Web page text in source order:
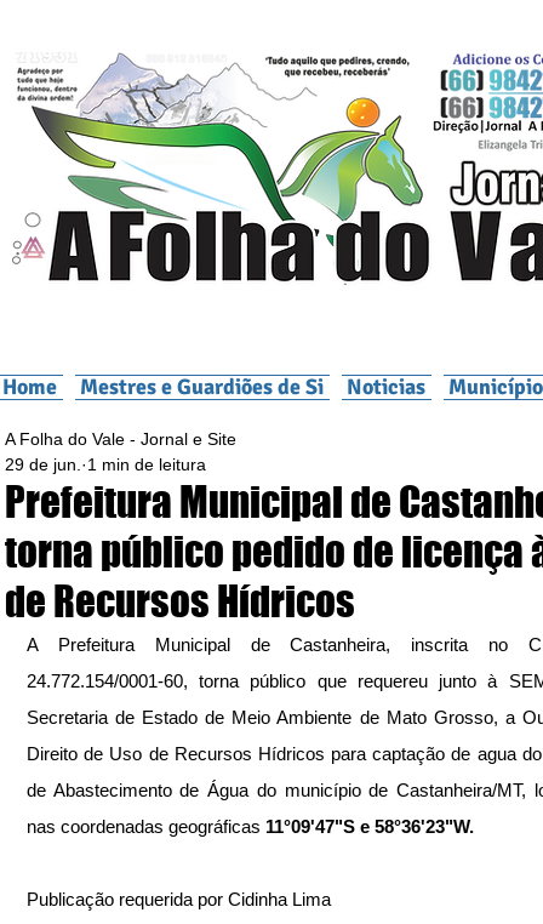
Home Mestres e Guardiões de Si Noticias
Prefeitura Municipal de
torna público pedido de licença
de Recursos Hídricos
A Folha do Vale - Jornal e Site
29 de jun.
1 min de leitura
A Prefeitura Municipal de Castanheira, inscrita no
24.772.154/0001-60, torna público que requereu junto à
Secretaria de Estado de Meio Ambiente de Mato Grosso, a
Direito de Uso de Recursos Hídricos para captação de agua
de Abastecimento de Água do município de Castanheira/MT,
nas coordenadas geográficas 11°09'47"S e 58°36'23"W.
Publicação requerida por Cidinha Lima